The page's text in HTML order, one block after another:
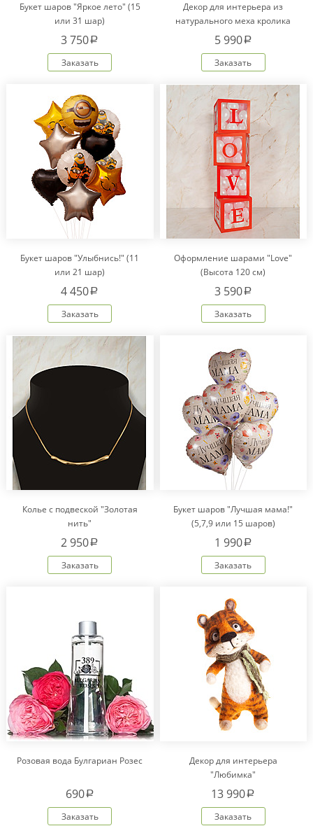
Букет шаров "Яркое лето" (15
или 31 шар)
3 750a
Заказать
Декор для интерьера из
натурального меха кролика
Рекс "Сердце" IM20601
5 990a
Заказать
Букет шаров "Улыбнись!" (11
или 21 шар)
4 450a
Заказать
Оформление шарами "Love"
(Высота 120 см)
3 590a
Заказать
Колье с подвеской "Золотая
нить"
2 950a
Заказать
Букет шаров "Лучшая мама!"
(5,7,9 или 15 шаров)
1 990a
Заказать
Розовая вода Булгариан Розес
690a
Заказать
Декор для интерьера
"Любимка"
13 990a
Заказать